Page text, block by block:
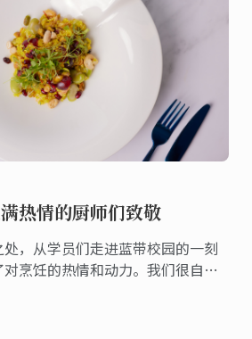
热情的厨师们致敬
，从学员们走进蓝带校园的一刻
烹饪的热情和动力。我们很自豪